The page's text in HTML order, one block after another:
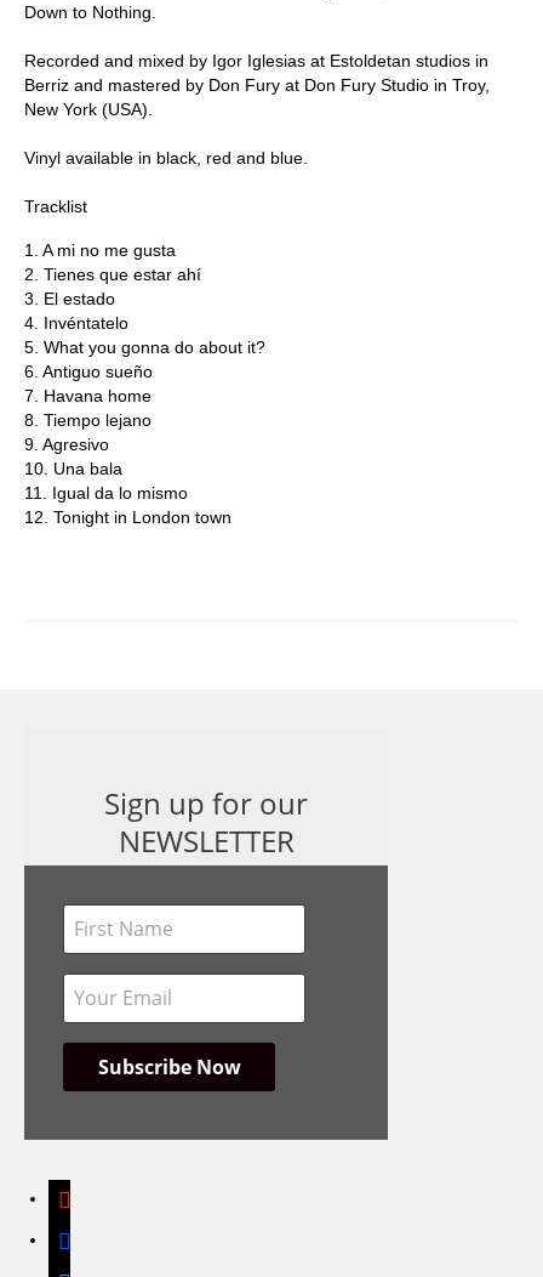
Down to Nothing.
Recorded and mixed by Igor Iglesias at Estoldetan studios in
Berriz and mastered by Don Fury at Don Fury Studio in Troy,
New York (USA).
Vinyl available in black, red and blue.
Tracklist
1. A mi no me gusta
2. Tienes que estar ahí
3. El estado
4. Invéntatelo
5. What you gonna do about it?
6. Antiguo sueño
7. Havana home
8. Tiempo lejano
9. Agresivo
10. Una bala
11. Igual da lo mismo
12. Tonight in London town
Sign up for our
NEWSLETTER